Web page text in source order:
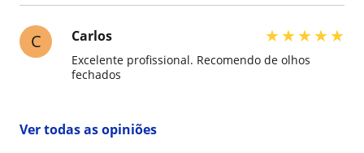
C Carlos ★★★★★
Excelente profissional. Recomendo de olhos
fechados
Ver todas as opiniões